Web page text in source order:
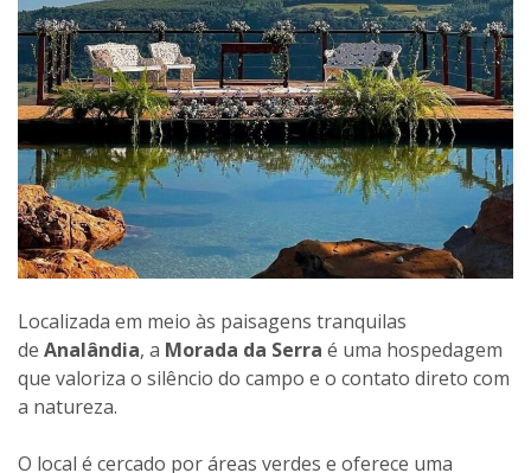
Localizada em meio às paisagens tranquilas
de Analândia, a Morada da Serra é uma hospedagem
que valoriza o silêncio do campo e o contato direto com
a natureza.
O local é cercado por áreas verdes e oferece uma